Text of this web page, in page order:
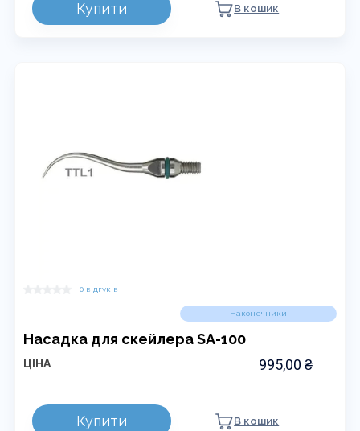
Купити В кошик
0 відгуків
Насадка для скейлера SA-100
Наконечники
ЦІНА 995,00 ₴
Купити В кошик
Цей
товар